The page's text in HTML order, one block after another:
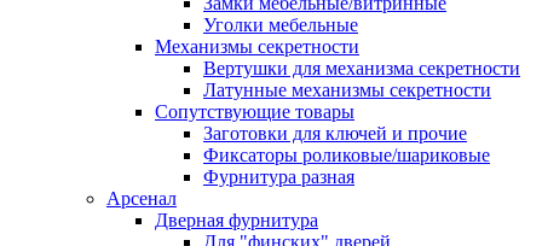
Уголки мебельные
Механизмы секретности
Вертушки для механизма секретности
Латунные механизмы секретности
Сопутствующие товары
Заготовки для ключей и прочие
Фиксаторы роликовые/шариковые
Фурнитура разная
Арсенал
Дверная фурнитура